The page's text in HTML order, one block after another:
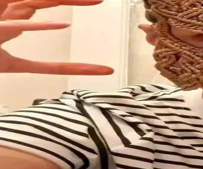
maddi zorluklar yaşayan bir annenin tığ işi ve
Renk Uyumu ve Düğüm
ve sıkı düğüm teknikleri, estetik ve
İlk Makrome Eseri Tasarımı ve
doğal ağaç formu, cow hitch halkaları ve
Çanta Tasarımı, Üretimi ve
korunması, malzeme seçimi ve üretim süreci ile